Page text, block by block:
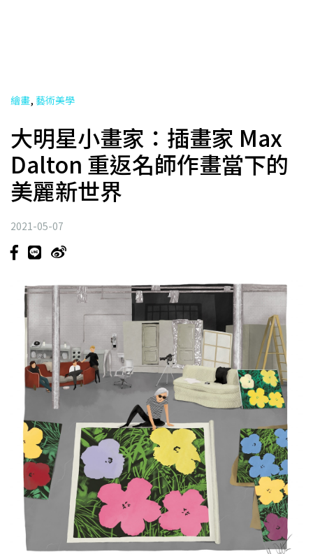
繪畫, 藝術美學
大明星小畫家：插畫家 Max
Dalton 重返名師作畫當下的
美麗新世界
2021-05-07